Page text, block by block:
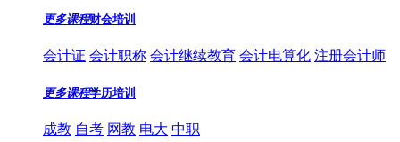
更多课程财会培训
会计证 会计职称 会计继续教育 会计电算化 注册会计师
更多课程学历培训
成教 自考 网教 电大 中职